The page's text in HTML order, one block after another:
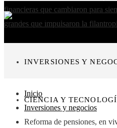
financieras que cambiaron para
grandes que impulsaron la
INVERSIONES Y
CIENCIA Y
Inicio
Inversiones y negocios
Reforma de pensiones, en